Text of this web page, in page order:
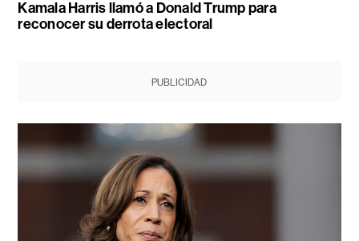
Kamala Harris llamó a Donald Trump para
reconocer su derrota electoral
PUBLICIDAD